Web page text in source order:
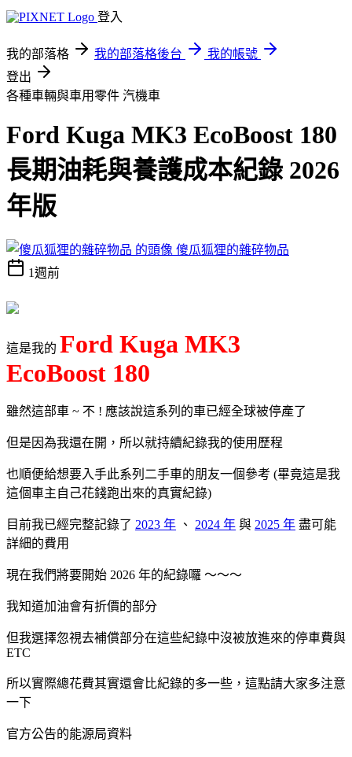
登入
我的部落格 我的部落格後台
我的帳號
登出
各種車輛與車用零件 汽機車
Ford Kuga MK3 EcoBoost 180
長期油耗與養護成本紀錄 2026
年版
傻瓜狐狸的雜碎物品
1週前
這是我的 Ford Kuga MK3
EcoBoost 180
雖然這部車 ~ 不 ! 應該說這系列的車已經全球被停產了
但是因為我還在開，所以就持續紀錄我的使用歷程
也順便給想要入手此系列二手車的朋友一個參考 (畢竟這是我
這個車主自己花錢跑出來的真實紀錄)
目前我已經完整記錄了 2023 年 、 2024 年 與 2025 年 盡可能
詳細的費用
現在我們將要開始 2026 年的紀錄囉 ～～～
我知道加油會有折價的部分
但我選擇忽視去補償部分在這些紀錄中沒被放進來的停車費與
ETC
所以實際總花費其實還會比紀錄的多一些，這點請大家多注意
一下
官方公告的能源局資料